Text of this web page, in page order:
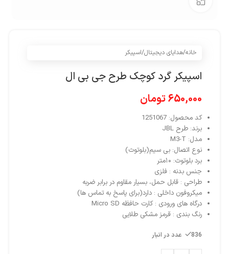
خانه/هدایای دیجیتال/اسپیکر
اسپیکر گرد کوچک طرح جی بی ال
650,000تومان
کد محصول: 1251067
برند: طرح JBL
مدل: M3-T
نوع اتصال: بی سیم(بلوتوث)
برد بلوتوث: ۱۰متر
جنس بدنه : فلزی
طراحی : قابل حمل، بسیار مقاوم در برابر ضربه
میکروفون داخلی : دارد(برای پاسخ به تماس ها)
درگاه های ورودی :کارت حافظه Micro SD
رنگ بندی : قرمز مشکی طلایی
836 عدد در انبار